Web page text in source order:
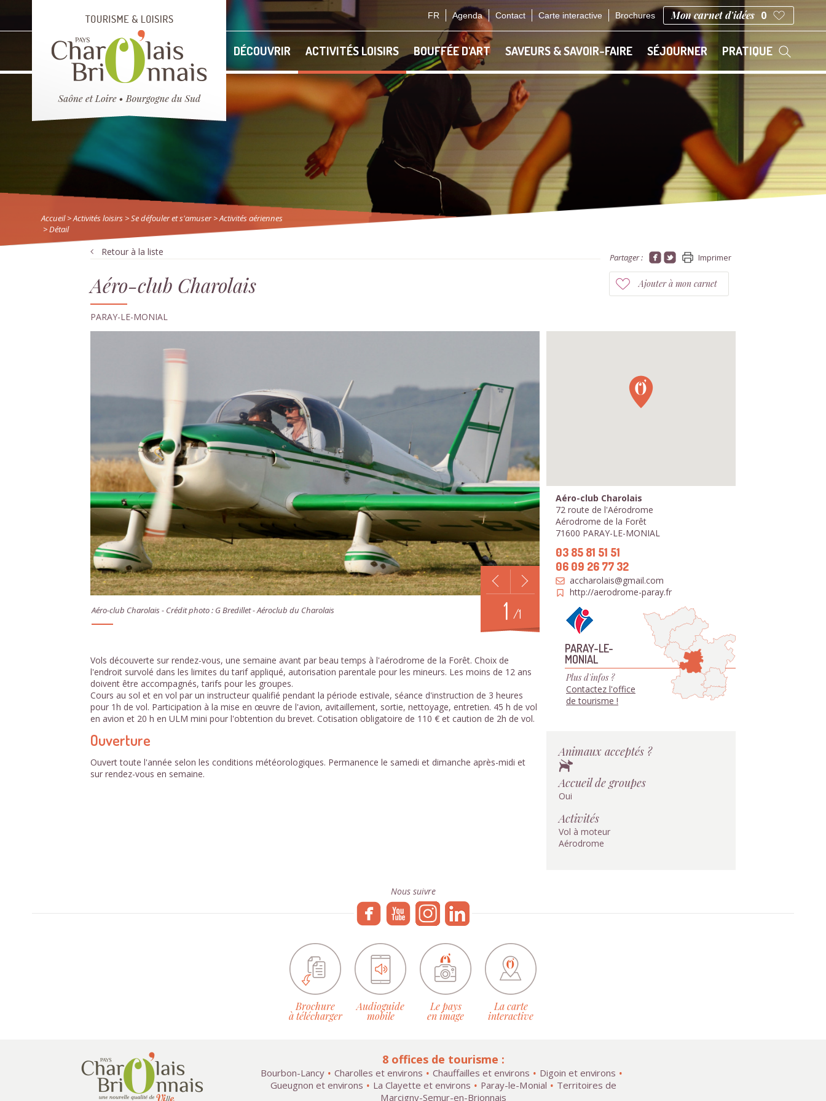
FR Agenda Contact Carte interactive Brochures Mon carnet d'idées 0
DÉCOUVRIR ACTIVITÉS LOISIRS BOUFFÉE D'ART SAVEURS & SAVOIR-FAIRE SÉJOURNER PRATIQUE
Accueil> Activités loisirs >Se défouler et s'amuser>Activités aériennes
> Détail
Retour à la liste Partager : Imprimer
Aéro-club Charolais
PARAY-LE-MONIAL
Ajouter à mon carnet
Aéro-club Charolais - Crédit photo : G Bredillet - Aéroclub du Charolais 1 /1
Vols découverte sur rendez-vous, une semaine avant par beau temps à l'aérodrome de la Forêt. Choix de
l'endroit survolé dans les limites du tarif appliqué, autorisation parentale pour les mineurs. Les moins de 12 ans
doivent être accompagnés, tarifs pour les groupes.
Cours au sol et en vol par un instructeur qualifié pendant la période estivale, séance d'instruction de 3 heures
pour 1h de vol. Participation à la mise en œuvre de l'avion, avitaillement, sortie, nettoyage, entretien. 45 h de vol
en avion et 20 h en ULM mini pour l'obtention du brevet. Cotisation obligatoire de 110 € et caution de 2h de vol.
Ouverture
Ouvert toute l'année selon les conditions météorologiques. Permanence le samedi et dimanche après-midi et
sur rendez-vous en semaine.
Aéro-club Charolais
72 route de l'Aérodrome
Aérodrome de la Forêt
71600 PARAY-LE-MONIAL
03 85 81 51 51
06 09 26 77 32
accharolais@gmail.com
http://aerodrome-paray.fr
PARAY-LE-
MONIAL
Plus d'infos ?
Contactez l'office
de tourisme !
Animaux acceptés ?
Accueil de groupes
Oui
Activités
Vol à moteur
Aérodrome
Nous suivre
Brochure
à télécharger
Audioguide
mobile
Le pays
en image
La carte
interactive
8 offices de tourisme :
Bourbon-Lancy Charolles et environs Chauffailles et environs
Digoin et environs
Gueugnon et environs
La Clayette et environs Paray-le-Monial
Territoires de
Marcigny-Semur-en-Brionnais